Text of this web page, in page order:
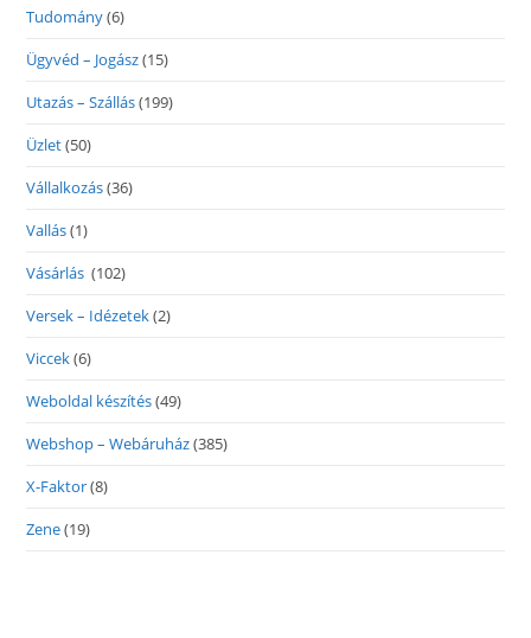
Tudomány(6)
Ügyvéd – Jogász(15)
Utazás – Szállás(199)
Üzlet(50)
Vállalkozás(36)
Vallás(1)
Vásárlás (102)
Versek – Idézetek(2)
Viccek(6)
Weboldal készítés(49)
Webshop – Webáruház(385)
X-Faktor(8)
Zene(19)